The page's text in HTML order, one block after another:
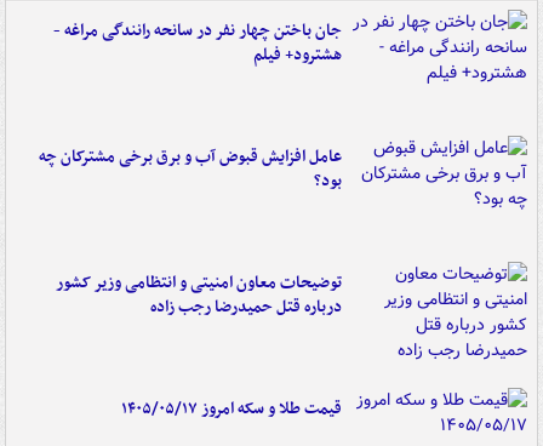
جان باختن چهار نفر در سانحه رانندگی مراغه -
هشترود+ فیلم
عامل افزایش قبوض آب و برق برخی مشترکان چه
بود؟
توضیحات معاون امنیتی و انتظامی وزیر کشور
درباره قتل حمیدرضا رجب زاده
قیمت طلا و سکه امروز ۱۴۰۵/۰۵/۱۷